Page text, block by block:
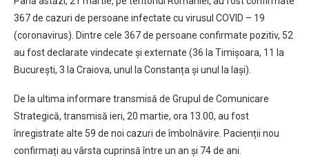
367 de cazuri de persoane infectate cu virusul COVID – 19
(coronavirus). Dintre cele 367 de persoane confirmate pozitiv, 52
au fost declarate vindecate și externate (36 la Timișoara, 11 la
București, 3 la Craiova, unul la Constanța și unul la Iași).
De la ultima informare transmisă de Grupul de Comunicare
Strategică, transmisă ieri, 20 martie, ora 13.00, au fost
înregistrate alte 59 de noi cazuri de îmbolnăvire. Pacienții nou
confirmați au vârsta cuprinsă între un an și 74 de ani.